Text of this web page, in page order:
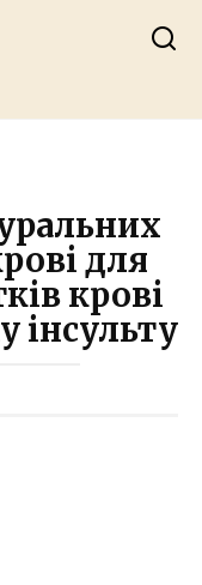
для
крові
інсульту